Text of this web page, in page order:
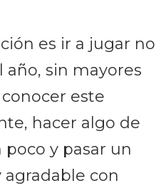
es ir a jugar no
año, sin mayores
este
hacer algo de
y pasar un
con